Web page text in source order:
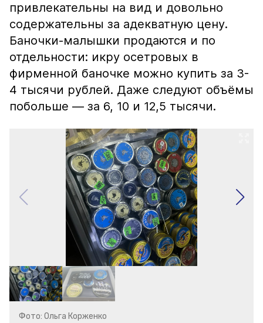
привлекательны на вид и довольно
содержательны за адекватную цену.
Баночки-малышки продаются и по
отдельности: икру осетровых в
фирменной баночке можно купить за 3-
4 тысячи рублей. Даже следуют объёмы
побольше — за 6, 10 и 12,5 тысячи.
Фото: Ольга Корженко